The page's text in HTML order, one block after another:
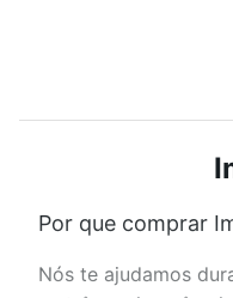
Por que comprar
Nós te ajudamos